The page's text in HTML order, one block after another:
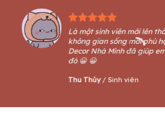
Là một sinh viên mới lên
không gian sống mới phù
Decor Nhà Mình đã giúp
đó 😀 😀
Thu Thủy / Sinh viên